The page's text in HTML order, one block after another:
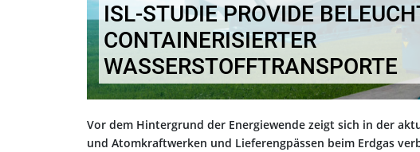
ISL-STUDIE PROVIDE
CONTAINERISIERTER
WASSERSTOFFTRANSPORTE
Vor dem Hintergrund der Energiewende zeigt sich in der
und Atomkraftwerken und Lieferengpässen beim Erdgas